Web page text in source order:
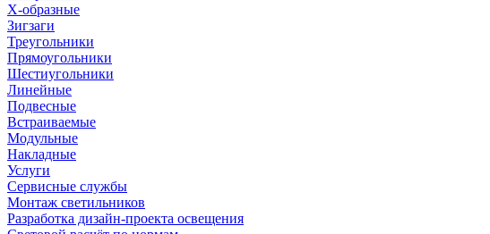
X-образные
Зигзаги
Треугольники
Прямоугольники
Шестиугольники
Линейные
Подвесные
Встраиваемые
Модульные
Накладные
Услуги
Сервисные службы
Монтаж светильников
Разработка дизайн-проекта освещения